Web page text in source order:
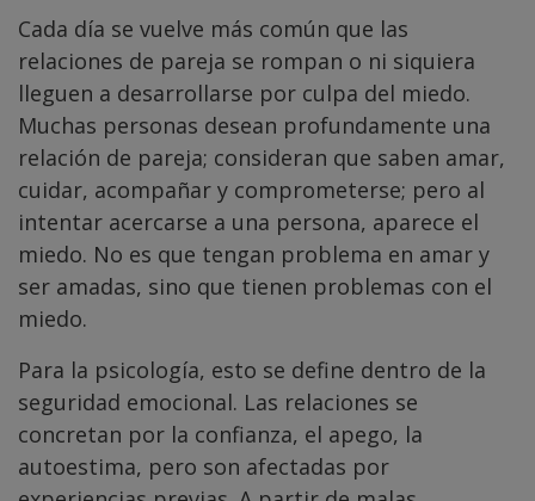
Cada día se vuelve más común que las
relaciones de pareja se rompan o ni siquiera
lleguen a desarrollarse por culpa del miedo.
Muchas personas desean profundamente una
relación de pareja; consideran que saben amar,
cuidar, acompañar y comprometerse; pero al
intentar acercarse a una persona, aparece el
miedo. No es que tengan problema en amar y
ser amadas, sino que tienen problemas con el
miedo.
Para la psicología, esto se define dentro de la
seguridad emocional. Las relaciones se
concretan por la confianza, el apego, la
autoestima, pero son afectadas por